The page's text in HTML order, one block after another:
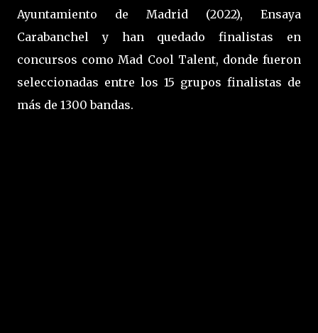
Ayuntamiento de Madrid (2022), Ensaya
Carabanchel y han quedado finalistas en
concursos como Mad Cool Talent, donde fueron
seleccionadas entre los 15 grupos finalistas de
más de 1300 bandas.